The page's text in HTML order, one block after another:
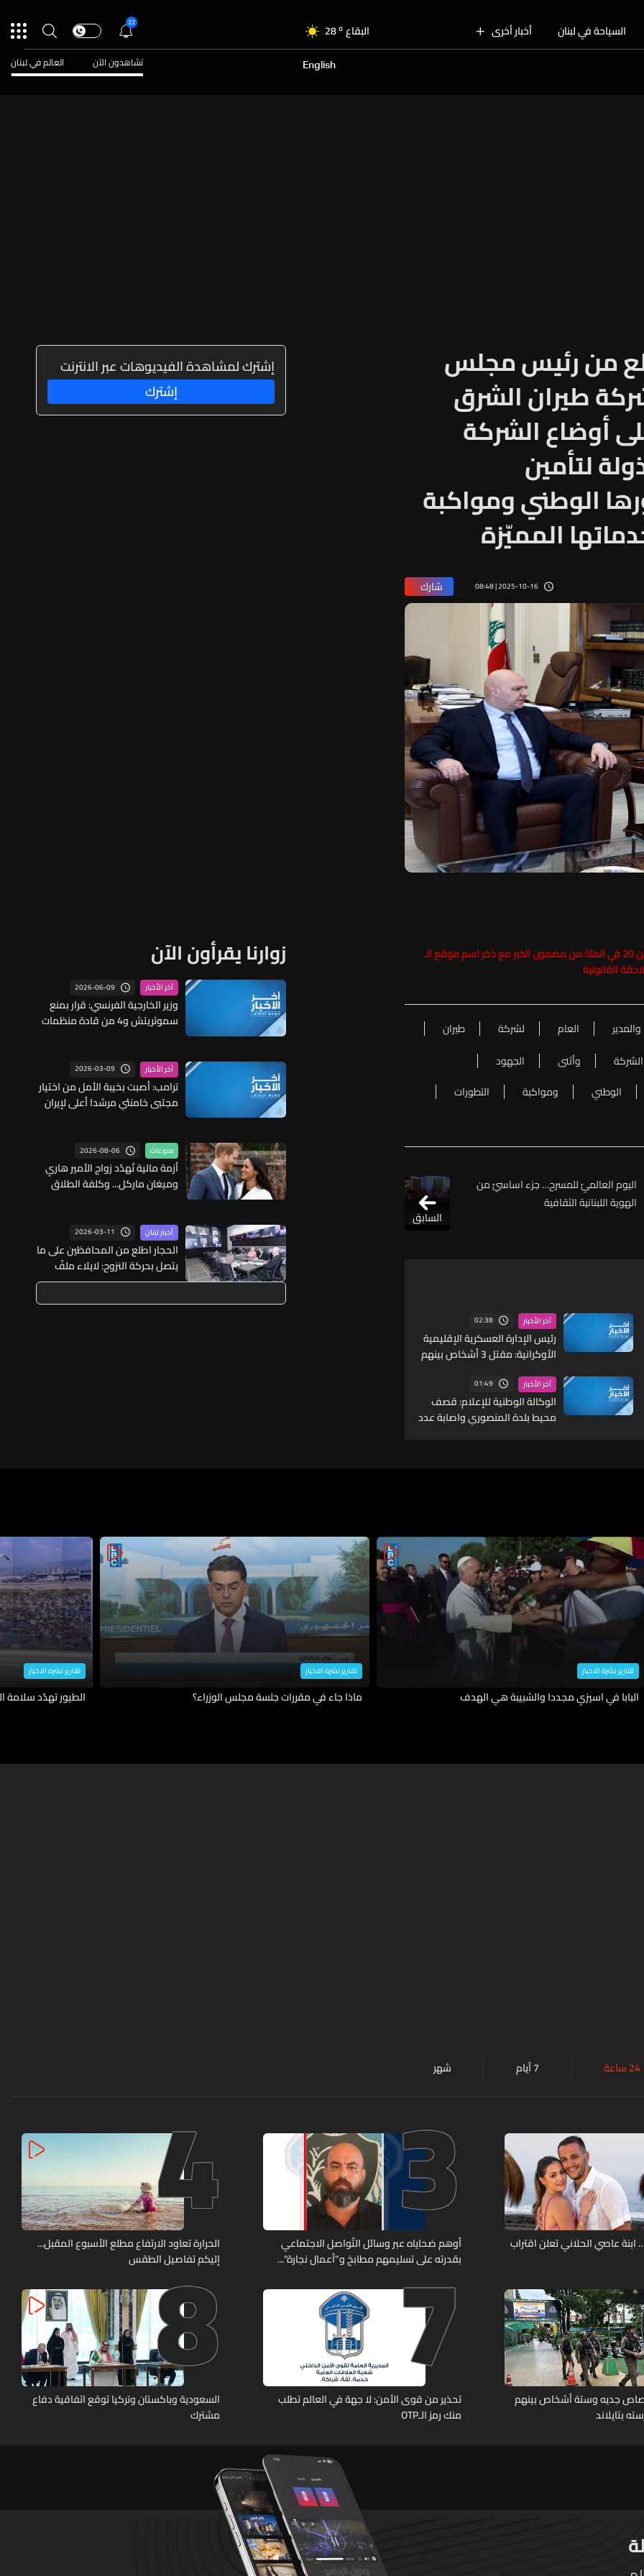
السياحة في لبنان أخبار أخرى البقاع 28o
الجنوب 28o
29
22
English تشاهدون الآن العالم في لبنان
من رئيس مجلس
طيران الشرق
أوضاع الشركة
لتأمين
الوطني ومواكبة
المميّزة
2025-10-16 | 08:48 شارك
حفاظاً على حقوق الملكية الفكرية يرجى عدم نسخ ما يزيد عن 20 في المئة من مضمون الخبر مع ذكر اسم موقع الـ
والمدير العام لشركة
طيران
الشركة
وأثنى
الجهود
الوطني
ومواكبة التطورات
اليوم العالميّ للمسرح… جزء اساسيّ من
الهوية اللبنانية الثقافية
السابق
آخر الأخبار 02:38
رئيس الإدارة العسكرية الإقليمية
الأوكرانية: مقتل 3 أشخاص بينهم
آخرين في هجمات روسية
آخر الأخبار 01:49
الوكالة الوطنية للإعلام: قصف
محيط بلدة المنصوري واصابة عدد
إشترك لمشاهدة الفيديوهات عبر الانترنت
إشترك
زوارنا يقرأون الآن
آخر الأخبار 2026-06-09
وزير الخارجية الفرنسي: قرار بمنع
سموتريتش و4 من قادة منظمات
آخر الأخبار 2026-03-09
ترامب: أصبت بخيبة الأمل من اختيار
مجتبى خامنئي مرشدا أعلى لإيران
منوعات 2026-08-06
أزمة مالية تُهدّد زواج الأمير هاري
وميغان ماركل... وكلفة الطلاق
أخبار لبنان 2026-03-11
الحجار اطلع من المحافظين على ما
يتصل بحركة النزوح: لايلاء ملفّ
النازحين أهمية قصوى
تقارير نشرة الاخبار
البابا في اسيزي مجددا والشبيبة هي الهدف
تقارير نشرة الاخبار
ماذا جاء في مقررات جلسة مجلس الوزراء؟
تقارير نشرة الاخبار
الطيور تهدّد سلامة
24 ساعة 7 أيام شهر
عاصي الحلاني تعلن اقتراب 3
أوهم ضحاياه عبر وسائل التّواصل الاجتماعي
بقدرته على تسليمهم مطابخ و"أعمال نجارة"...
4
الحرارة تعاود الارتفاع مطلع الأسبوع المقبل...
إليكم تفاصيل الطقس
جديه وستة أشخاص بينهم
بتايلاند
7
تحذير من قوى الأمن: لا جهة في العالم تطلب
منك رمز الـOTP
8
السعودية وباكستان وتركيا توقع اتفاقية دفاع
مشترك